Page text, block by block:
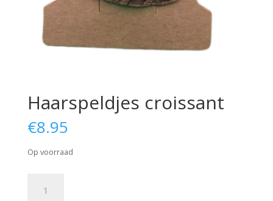
Haarspeldjes croissant
€8.95
Op voorraad
croissant